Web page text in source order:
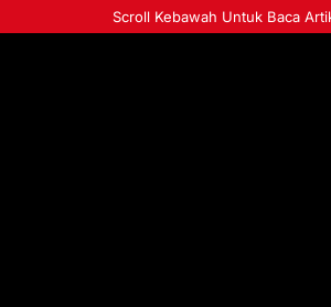
ke
Scroll Kebawah Untuk Baca